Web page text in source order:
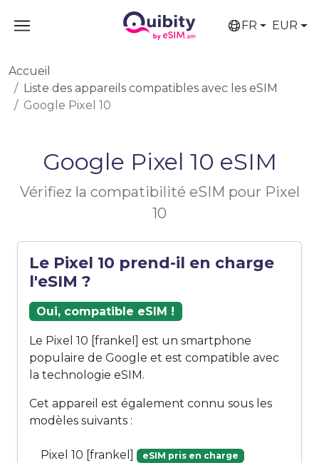
FR EUR
Accueil
Liste des appareils compatibles avec les eSIM
Google Pixel 10
Google Pixel 10 eSIM
Vérifiez la compatibilité eSIM pour Pixel
10
Le Pixel 10 prend-il en charge
l'eSIM ?
Oui, compatible eSIM !
Le Pixel 10 [frankel] est un smartphone
populaire de Google et est compatible avec
la technologie eSIM.
Cet appareil est également connu sous les
modèles suivants :
Pixel 10 [frankel] eSIM pris en charge